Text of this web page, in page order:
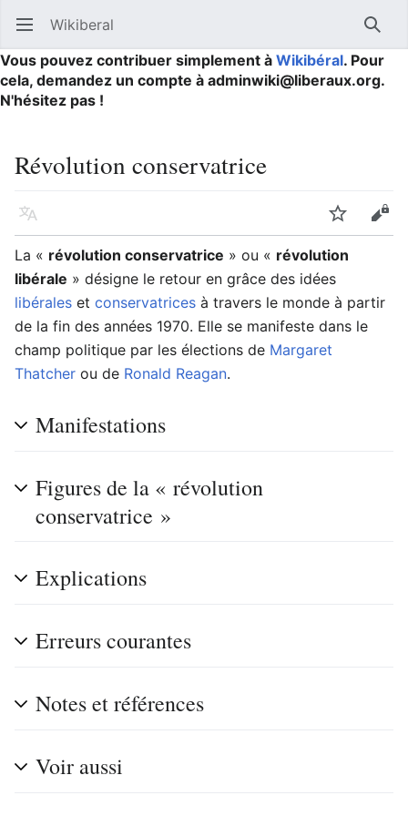
Ouvrir le menu principal Wikiberal
Vous pouvez contribuer simplement à Wikibéral. Pour
cela, demandez un compte à adminwiki@liberaux.org.
N'hésitez pas !
Révolution conservatrice
Langue Suivre
La « révolution conservatrice » ou « révolution
libérale » désigne le retour en grâce des idées
libérales et conservatrices à travers le monde à partir
de la fin des années 1970. Elle se manifeste dans le
champ politique par les élections de Margaret
Thatcher ou de Ronald Reagan.
Manifestations
Figures de la « révolution
conservatrice »
Explications
Erreurs courantes
Notes et références
Voir aussi